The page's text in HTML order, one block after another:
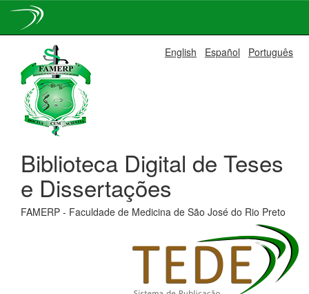
navigation
English Español Português
Biblioteca Digital de Teses
e Dissertações
FAMERP - Faculdade de Medicina de São José do Rio Preto